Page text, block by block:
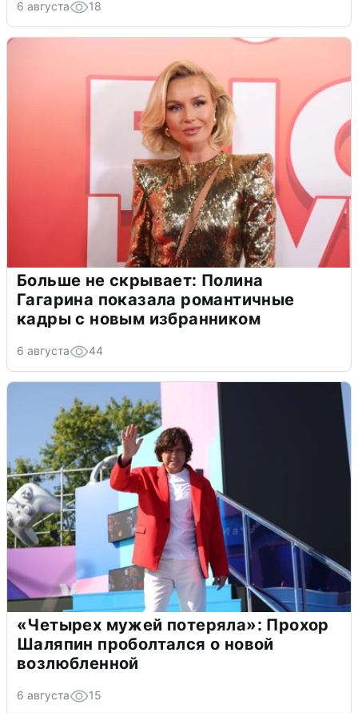
6 августа 18
Больше не скрывает: Полина
Гагарина показала романтичные
кадры с новым избранником
6 августа 44
«Четырех мужей потеряла»: Прохор
Шаляпин проболтался о новой
возлюбленной
6 августа 15